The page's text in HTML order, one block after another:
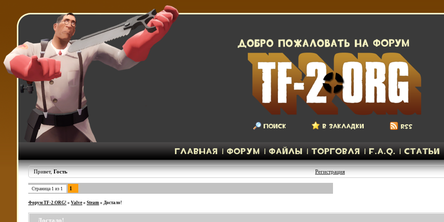
Привет,Гость Регистрация
Страница 1 из 1 1
Форум TF-2.ORG! » Valve » Steam » Достало!
Достало!